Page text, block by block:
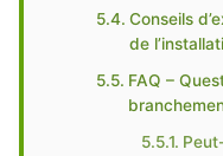
Conseils
de
FAQ –